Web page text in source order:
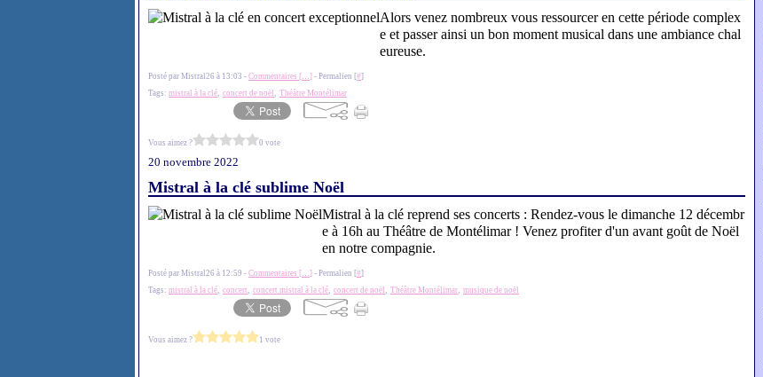
Alors venez nombreux vous ressourcer en cette période complex
e et passer ainsi un bon moment musical dans une ambiance chal
eureuse.
Posté par Mistral26 à 13:03 - Commentaires […] - Permalien [#]
Tags: mistral à la clé, concert de noël , Théâtre Montélimar
Vous aimez ? 0 vote
20 novembre 2022
Mistral à la clé sublime Noël
Mistral à la clé reprend ses concerts : Rendez-vous le dimanche 12 décembr
e à 16h au Théâtre de Montélimar ! Venez profiter d'un avant goût de Noël
en notre compagnie.
Posté par Mistral26 à 12:59 - Commentaires […] - Permalien [#]
Tags: mistral à la clé, concert, concert mistral à la clé, concert de noël , Théâtre Montélimar, musique de noël
Vous aimez ? 1 vote